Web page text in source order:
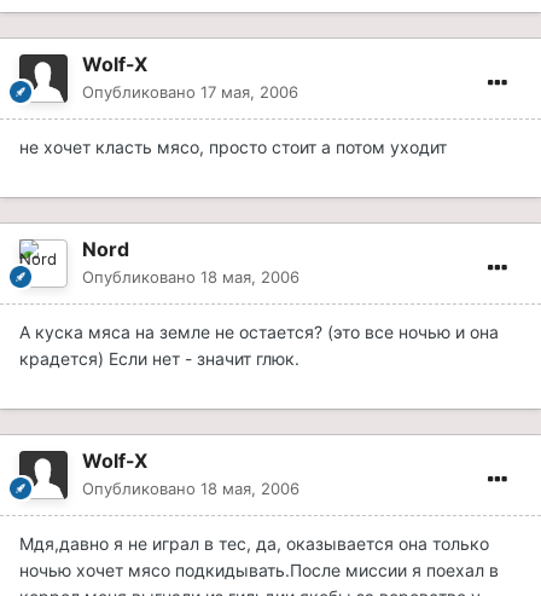
Wolf-X
Опубликовано 17 мая, 2006
не хочет класть мясо, просто стоит а потом уходит
Nord
Опубликовано 18 мая, 2006
А куска мяса на земле не остается? (это все ночью и она
крадется) Если нет - значит глюк.
Wolf-X
Опубликовано 18 мая, 2006
Мдя,давно я не играл в тес, да, оказывается она только
ночью хочет мясо подкидывать.После миссии я поехал в